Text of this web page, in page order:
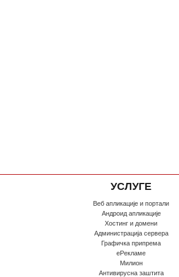
УСЛУГЕ
Веб апликације и портали
Андроид апликације
Хостинг и домени
Администрација сервера
Графичка припрема
еРекламе
Милион
Антивирусна заштита